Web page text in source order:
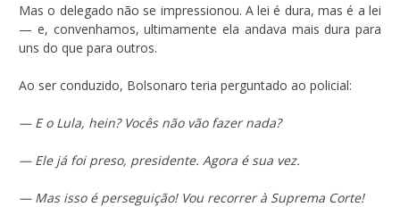
Mas o delegado não se impressionou. A lei é dura, mas é a lei
— e, convenhamos, ultimamente ela andava mais dura para
uns do que para outros.
Ao ser conduzido, Bolsonaro teria perguntado ao policial:
— E o Lula, hein? Vocês não vão fazer nada?
— Ele já foi preso, presidente. Agora é sua vez.
— Mas isso é perseguição! Vou recorrer à Suprema Corte!